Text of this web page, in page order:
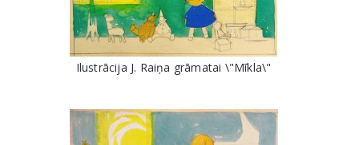
Ilustrācija J. Raiņa grāmatai \"Mīkla\"